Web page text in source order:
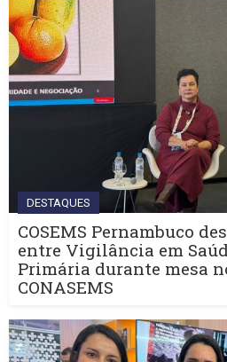
DESTAQUES
COSEMS Pernambuco
entre Vigilância em
Primária durante mesa
CONASEMS